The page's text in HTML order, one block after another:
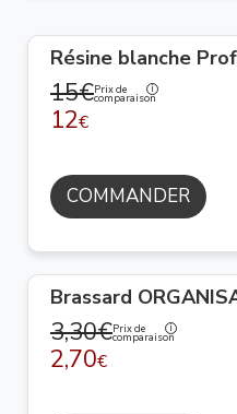
Résine blanche
15€Prix de
comparaison
12€
COMMANDER
Brassard
3,30€Prix de
comparaison
2,70€